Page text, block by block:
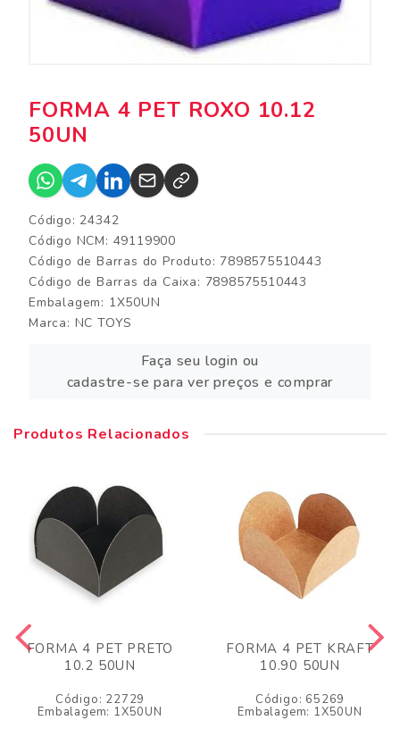
FORMA 4 PET ROXO 10.12
50UN
Código: 24342
Código NCM: 49119900
Código de Barras do Produto: 7898575510443
Código de Barras da Caixa: 7898575510443
Embalagem: 1X50UN
Marca: NC TOYS
Faça seu login ou
cadastre-se para ver preços e comprar
Produtos Relacionados
FORMA 4 PET PRETO
10.2 50UN
Código: 22729
Embalagem: 1X50UN
FORMA 4 PET KRAFT
10.90 50UN
Código: 65269
Embalagem: 1X50UN